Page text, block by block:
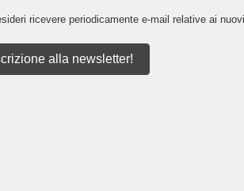
ricevere periodicamente e-mail relative ai
alla newsletter!